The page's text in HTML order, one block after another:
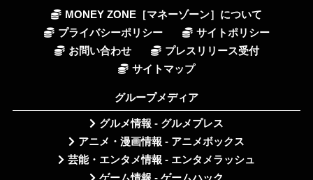
MONEY ZONE［マネーゾーン］について
プライバシーポリシー
サイトポリシー
お問い合わせ
プレスリリース受付
サイトマップ
グループメディア
グルメ情報 - グルメプレス
アニメ・漫画情報 - アニメボックス
芸能・エンタメ情報 - エンタメラッシュ